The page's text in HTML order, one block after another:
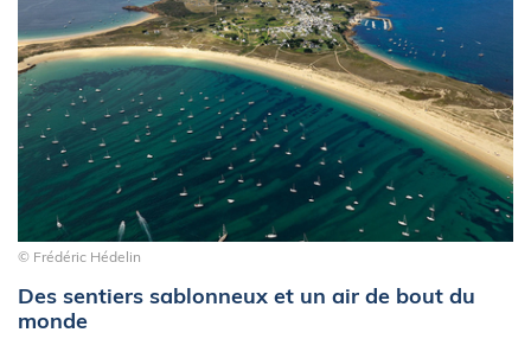
© Frédéric Hédelin
Des sentiers sablonneux et un air de bout du
monde